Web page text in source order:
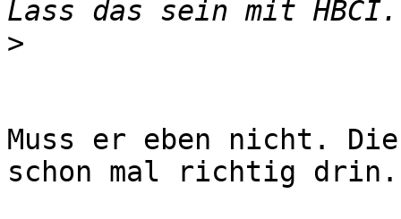
>
Muss er eben nicht.
schon mal richtig drin.